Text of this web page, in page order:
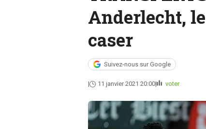
Anderlecht,
caser
Suivez-nous sur Google
11 janvier 2021 20:00 voter